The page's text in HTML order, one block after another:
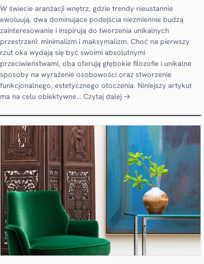
W świecie aranżacji wnętrz, gdzie trendy nieustannie
ewoluują, dwa dominujące podejścia niezmiennie budzą
zainteresowanie i inspirują do tworzenia unikalnych
przestrzeni: minimalizm i maksymalizm. Choć na pierwszy
rzut oka wydają się być swoimi absolutnymi
przeciwieństwami, oba oferują głębokie filozofie i unikalne
sposoby na wyrażenie osobowości oraz stworzenie
funkcjonalnego, estetycznego otoczenia. Niniejszy artykuł
ma na celu obiektywne… Czytaj dalej →